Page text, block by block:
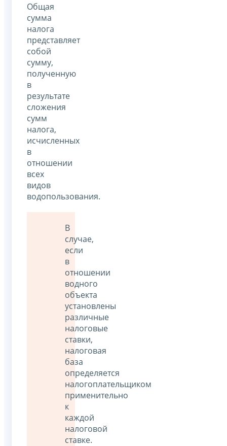
Общая
сумма
налога
представляет
собой
сумму,
полученную
в
результате
сложения
сумм
налога,
исчисленных
в
отношении
всех
видов
водопользования.
В
случае,
если
в
отношении
водного
объекта
установлены
различные
налоговые
ставки,
налоговая
база
определяется
налогоплательщиком
применительно
к
каждой
налоговой
ставке.